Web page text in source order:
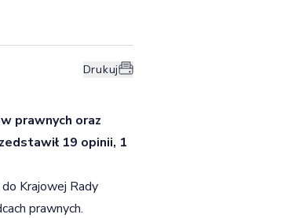
Drukuj
prawnych oraz
19 opinii, 1
Krajowej Rady
prawnych.